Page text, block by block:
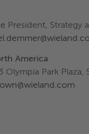
President,
America
Park Plaza,